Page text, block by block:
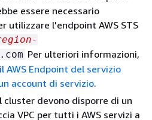
essere necessario
utilizzare l'endpoint AWS STS
Per ulteriori informazioni,
AWS Endpoint del servizio
account di servizio.
cluster devono disporre di un
VPC per tutti i AWS servizi a